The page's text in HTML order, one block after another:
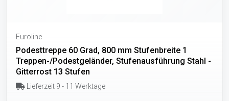
Euroline
Podesttreppe 60 Grad, 800 mm Stufenbreite 1
Treppen-/Podestgeländer, Stufenausführung Stahl -
Gitterrost 13 Stufen
Lieferzeit 9 - 11 Werktage